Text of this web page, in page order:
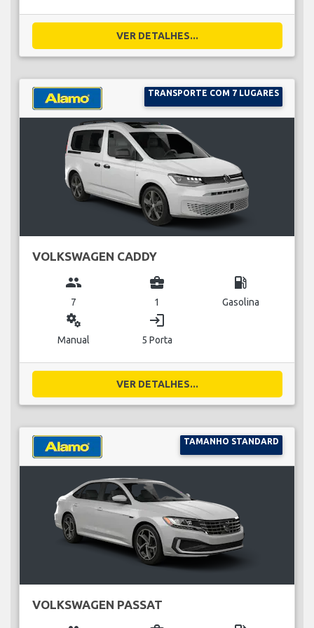
VER DETALHES...
TRANSPORTE COM 7 LUGARES
VOLKSWAGEN CADDY
group
7
business_center
1
local_gas_station
Gasolina
miscellaneous_services
Manual
login
5 Porta
VER DETALHES...
TAMANHO STANDARD
VOLKSWAGEN PASSAT